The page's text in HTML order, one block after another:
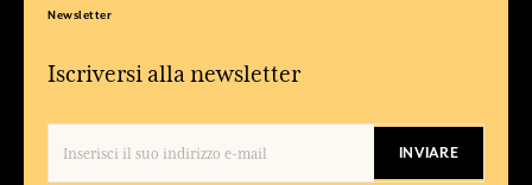
Newsletter
Iscriversi alla newsletter
INVIARE